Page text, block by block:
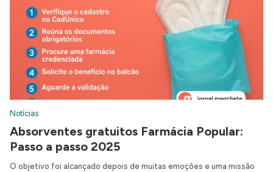
Notícias
Absorventes gratuitos Farmácia Popular:
Passo a passo 2025
O objetivo foi alcançado depois de muitas emoções e uma missão